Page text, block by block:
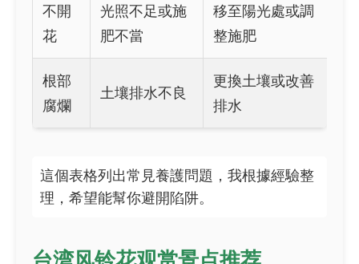
不開
花
光照不足或施
肥不當
移至陽光處或調
整施肥
根部
腐爛
土壤排水不良
更換土壤或改善
排水
這個表格列出常見養護問題，我根據經驗整
理，希望能幫你避開陷阱。